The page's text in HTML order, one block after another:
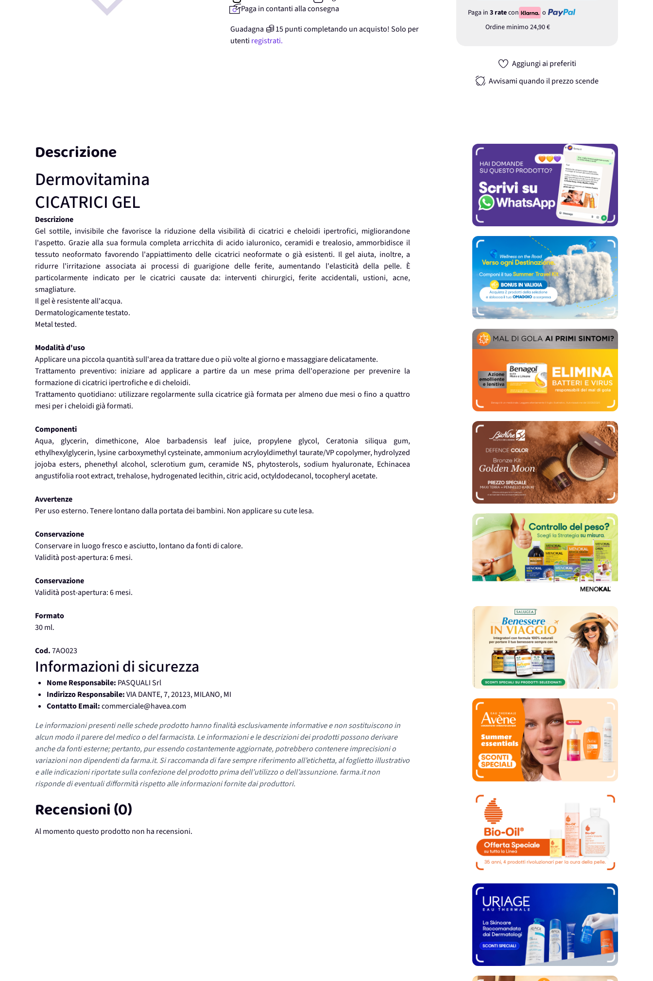
Paga in 3 ratecon
o
Ordine minimo 24,90 €
Aggiungi ai preferiti
Avvisami quando il prezzo scende
Paga in contanti alla consegna
Guadagna
15punticompletando un acquisto! Solo per
utenti registrati.
Descrizione
Dermovitamina
CICATRICI GEL
Descrizione
Gel sottile, invisibile che favorisce la riduzione della visibilità di cicatrici e cheloidi ipertrofici, migliorandone
l'aspetto. Grazie alla sua formula completa arricchita di acido ialuronico, ceramidi e trealosio, ammorbidisce il
tessuto neoformato favorendo l'appiattimento delle cicatrici neoformate o già esistenti. Il gel aiuta, inoltre, a
ridurre l'irritazione associata ai processi di guarigione delle ferite, aumentando l'elasticità della pelle. È
particolarmente indicato per le cicatrici causate da: interventi chirurgici, ferite accidentali, ustioni, acne,
smagliature.
Il gel è resistente all'acqua.
Dermatologicamente testato.
Metal tested.
Modalità d'uso
Applicare una piccola quantità sull'area da trattare due o più volte al giorno e massaggiare delicatamente.
Trattamento preventivo: iniziare ad applicare a partire da un mese prima dell'operazione per prevenire la
formazione di cicatrici ipertrofiche e di cheloidi.
Trattamento quotidiano: utilizzare regolarmente sulla cicatrice già formata per almeno due mesi o fino a quattro
mesi per i cheloidi già formati.
Componenti
Aqua, glycerin, dimethicone, Aloe barbadensis leaf juice, propylene glycol, Ceratonia siliqua gum,
ethylhexylglycerin, lysine carboxymethyl cysteinate, ammonium acryloyldimethyl taurate/VP copolymer, hydrolyzed
jojoba esters, phenethyl alcohol, sclerotium gum, ceramide NS, phytosterols, sodium hyaluronate, Echinacea
angustifolia root extract, trehalose, hydrogenated lecithin, citric acid, octyldodecanol, tocopheryl acetate.
Avvertenze
Per uso esterno. Tenere lontano dalla portata dei bambini. Non applicare su cute lesa.
Conservazione
Conservare in luogo fresco e asciutto, lontano da fonti di calore.
Validità post-apertura: 6 mesi.
Conservazione
Validità post-apertura: 6 mesi.
Formato
30 ml.
Cod.7AO023
Informazioni di sicurezza
Nome Responsabile: PASQUALI Srl
Indirizzo Responsabile:VIA DANTE, 7, 20123, MILANO, MI
Contatto Email:commerciale@havea.com
Le informazioni presenti nelle schede prodotto hanno finalità esclusivamente informative e non sostituiscono in
alcun modo il parere del medico o del farmacista. Le informazioni e le descrizioni dei prodotti possono derivare
anche da fonti esterne; pertanto, pur essendo costantemente aggiornate, potrebbero contenere imprecisioni o
variazioni non dipendenti da farma.it. Si raccomanda di fare sempre riferimento all’etichetta, al foglietto illustrativo
e alle indicazioni riportate sulla confezione del prodotto prima dell’utilizzo o dell’assunzione. farma.it non
risponde di eventuali difformità rispetto alle informazioni fornite dai produttori.
Recensioni (0)
Al momento questo prodotto non ha recensioni.